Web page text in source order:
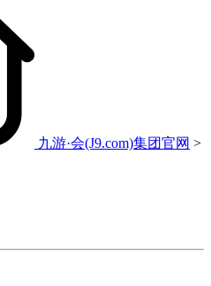
九游·会(J9.com)集团官网 >